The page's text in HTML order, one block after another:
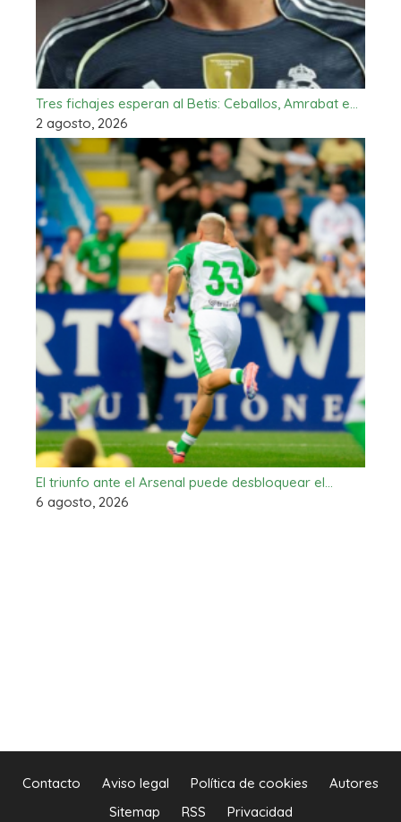
Tres fichajes esperan al Betis: Ceballos, Amrabat e…
2 agosto, 2026
El triunfo ante el Arsenal puede desbloquear el…
6 agosto, 2026
Contacto Aviso legal Política de cookies
Autores
Sitemap
RSS Privacidad